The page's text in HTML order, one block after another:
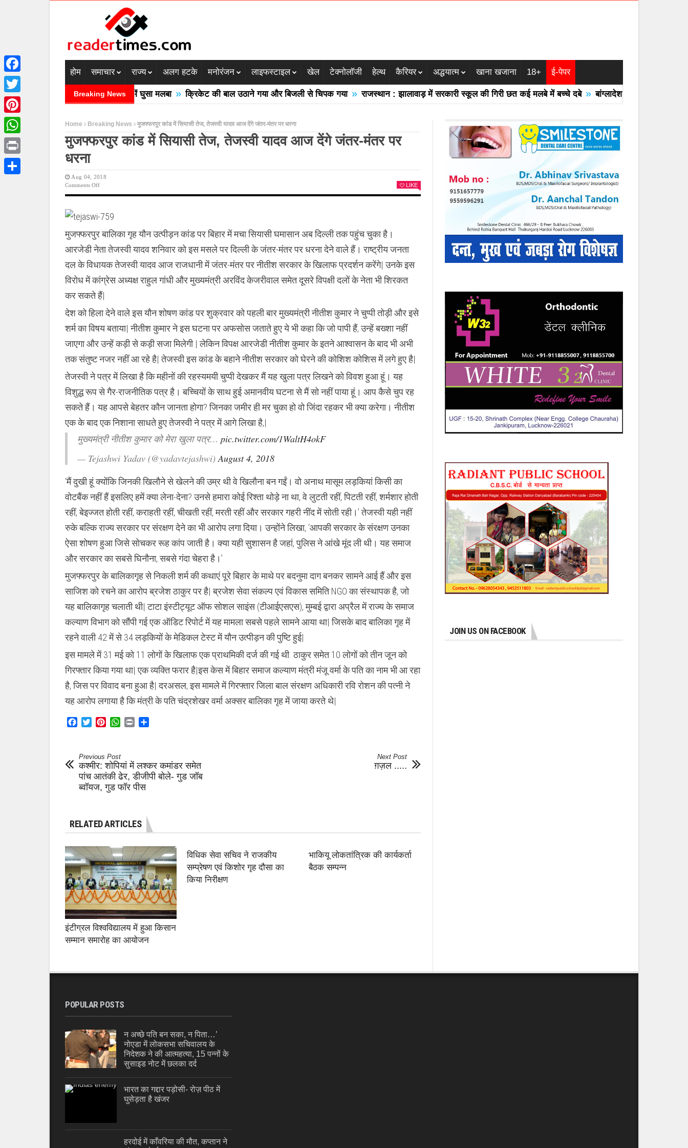
होम समाचार राज्य अलग हटके मनोरंजन लाइफस्टाइल खेल टेक्नोलॉजी हेल्थ कैरियर अद्धयात्म खाना खजाना 18+ ई-पेपर
Breaking News
में बादल फटने से तीन की मौत घरों में घुसा मलबा » क्रिकेट की बाल उठाने गया और बिजली से चिपक गया » राजस्थान : झालावाड़ में सरकारी स्कूल की गिरी छत कई मलबे में बच्चे दबे » बांग्लादेश का एयरफोर्स का F -7
Home Breaking News मुजफ्फरपुर कांड में सियासी तेज, तेजस्वी यादव आज देंगे जंतर-मंतर पर धरना
मुजफ्फरपुर कांड में सियासी तेज, तेजस्वी यादव आज देंगे जंतर-मंतर पर
धरना
Aug 04, 2018
Comments OffOn
सियासी
तेजस्वी
आज
जंतर-
मंतर
पर
धरना
LIKE
मुजफ्फरपुर बालिका गृह यौन उत्पीड़न कांड पर बिहार में मचा सियासी घमासान अब दिल्ली तक पहुंच चुका है।
आरजेडी नेता तेजस्वी यादव शनिवार को इस मसले पर दिल्ली के जंतर-मंतर पर धरना देने वाले हैं। राष्ट्रीय जनता
दल के विधायक तेजस्वी यादव आज राजधानी में जंतर-मंतर पर नीतीश सरकार के खिलाफ प्रदर्शन करेंगे| उनके इस
विरोध में कांग्रेस अध्यक्ष राहुल गांधी और मुख्यमंत्री अरविंद केजरीवाल समेत दूसरे विपक्षी दलों के नेता भी शिरकत
कर सकते हैं|
देश को हिला देने वाले इस यौन शोषण कांड पर शुक्रवार को पहली बार मुख्यमंत्री नीतीश कुमार ने चुप्पी तोड़ी और इसे
शर्म का विषय बताया| नीतीश कुमार ने इस घटना पर अफसोस जताते हुए ये भी कहा कि जो पापी हैं, उन्हें बख्शा नहीं
जाएगा और उन्हें कड़ी से कड़ी सजा मिलेगी | लेकिन विपक्ष आरजेडी नीतीश कुमार के इतने आश्वासन के बाद भी अभी
तक संतुष्ट नजर नहीं आ रहे है| तेजस्वी इस कांड के बहाने नीतीश सरकार को घेरने की कोशिश कोशिस में लगे हुए है|
तेजस्वी ने पत्र में लिखा है कि महीनों की रहस्यमयी चुप्पी देखकर मैं यह खुला पत्र लिखने को विवश हुआ हूं। यह
विशुद्ध रूप से गैर-राजनीतिक पत्र है। बच्चियों के साथ हुई अमानवीय घटना से मैं सो नहीं पाया हूं। आप कैसे चुप रह
सकते हैं। यह आपसे बेहतर कौन जानता होगा? जिनका जमीर ही मर चुका हो वो जिंदा रहकर भी क्या करेगा। नीतीश
एक के बाद एक निशाना साधते हुए तेजस्वी ने पत्र में आगे लिखा है,|
मुख्यमंत्री नीतीश कुमार को मेरा खुला पत्र… pic.twitter.com/1WaltH4okF
— Tejashwi Yadav (@yadavtejashwi)August 4, 2018
‘मैं दुखी हूं क्योंकि जिनकी खिलौने से खेलने की उम्र थी वे खिलौना बन गईं। वो अनाथ मासूम लड़कियां किसी का
वोटबैंक नहीं हैं इसलिए हमें क्या लेना-देना? उनसे हमारा कोई रिश्ता थोड़े ना था, वे लुटती रहीं, पिटती रहीं, शर्मशार होती
रहीं, बेइज्जत होती रहीं, कराहती रहीं, चीखती रहीं, मरती रहीं और सरकार गहरी नींद में सोती रही।’ तेजस्वी यही नहीं
रुके बल्कि राज्य सरकार पर संरक्षण देने का भी आरोप लगा दिया। उन्होंने लिखा, ‘आपकी सरकार के संरक्षण उनका
ऐसा शोषण हुआ जिसे सोचकर रूह कांप जाती है। क्या यही सुशासन है जहां, पुलिस ने आंखे मूंद ली थी। यह समाज
और सरकार का सबसे घिनौना, सबसे गंदा चेहरा है।’
मुजफ्फरपुर के बालिकागृह से निकली शर्म की कथाएं पूरे बिहार के माथे पर बदनुमा दाग बनकर सामने आई हैं और इस
साजिश को रचने का आरोप ब्रजेश ठाकुर पर है| ब्रजेश सेवा संकल्प एवं विकास समिति NGO का संस्थापक है, जो
यह बालिकागृह चलाती थी| टाटा इंस्टीट्यूट ऑफ सोशल साइंस (टीआईएसएस), मुम्बई द्वारा अप्रैल में राज्य के समाज
कल्याण विभाग को सौंपी गई एक ऑडिट रिपोर्ट में यह मामला सबसे पहले सामने आया था| जिसके बाद बालिका गृह में
रहने वाली 42 में से 34 लड़कियों के मेडिकल टेस्ट में यौन उत्पीड़न की पुष्टि हुई|
इस मामले में 31 मई को 11 लोगों के खिलाफ एक प्राथमिकी दर्ज की गई थी. ठाकुर समेत 10 लोगों को तीन जून को
गिरफ्तार किया गया था| एक व्यक्ति फरार है|इस केस में बिहार समाज कल्याण मंत्री मंजू वर्मा के पति का नाम भी आ रहा
है, जिस पर विवाद बना हुआ है| दरअसल, इस मामले में गिरफ्तार जिला बाल संरक्षण अधिकारी रवि रोशन की पत्नी ने
यह आरोप लगाया है कि मंत्री के पति चंद्रशेखर वर्मा अक्सर बालिका गृह में जाया करते थे|
Facebook
TwitterPinterestWhatsApp
Print
Previous Post
कश्मीर: शोपियां में लश्कर कमांडर समेत
पांच आतंकी ढेर, डीजीपी बोले- गुड जॉब
ब्वॉयज, गुड फॉर पीस
Next Post
ग़ज़ल .....
RELATED ARTICLES
इंटीग्रल विश्वविद्यालय में हुआ किसान
सम्मान समारोह का आयोजन
विधिक सेवा सचिव ने राजकीय
सम्प्रेषण एवं किशोर गृह दौसा का
किया निरीक्षण
भाकियू लोकतांत्रिक की कार्यकर्ता
बैठक सम्पन्न
JOIN US ON FACEBOOK
POPULAR POSTS
न अच्छे पति बन सका, न पिता…’
नोएडा में लोकसभा सचिवालय के
निदेशक ने की आत्महत्या, 15 पन्नों के
सुसाइड नोट में छलका दर्द
भारत का गद्दार पड़ोसी- रोज़ पीठ में
घुसेड़ता है खंजर
हरदोई में काँवरिया की मौत, कप्तान ने
Facebook
Twitter
Pinterest
WhatsApp
Print